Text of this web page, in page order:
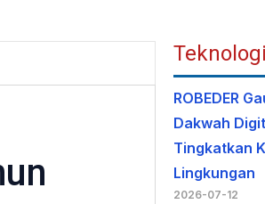
Teknologi
ROBEDER
Dakwah
Tingkatkan
Lingkungan
2026-07-12